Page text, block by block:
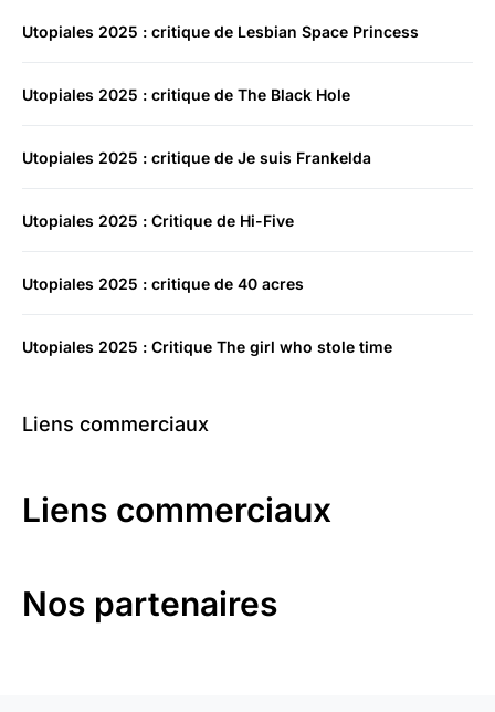
Utopiales 2025 : critique de Lesbian Space Princess
Utopiales 2025 : critique de The Black Hole
Utopiales 2025 : critique de Je suis Frankelda
Utopiales 2025 : Critique de Hi-Five
Utopiales 2025 : critique de 40 acres
Utopiales 2025 : Critique The girl who stole time
Liens commerciaux
Liens commerciaux
Nos partenaires